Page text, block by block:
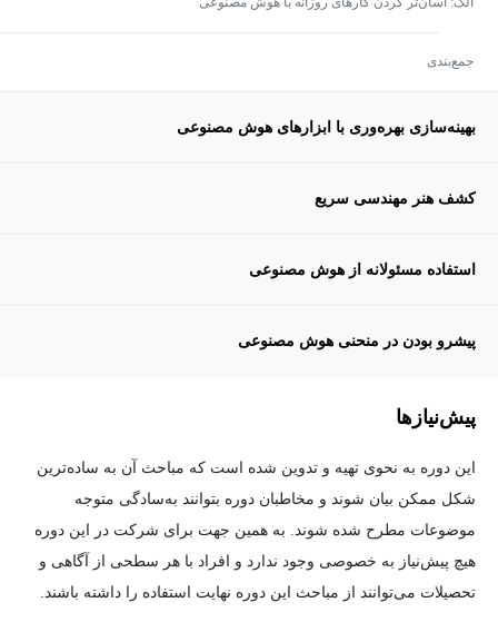
جمع‌بندی
بهینه‌سازی بهره‌وری با ابزارهای هوش مصنوعی
کشف هنر مهندسی سریع
استفاده مسئولانه از هوش مصنوعی
پیشرو بودن در منحنی هوش مصنوعی
پیش‌نیاز‌ها
این دوره به نحوی تهیه و تدوین شده است که مباحث آن به ساده‌ترین
شکل ممکن بیان شوند و مخاطبان دوره بتوانند به‌سادگی متوجه
موضوعات مطرح شده شوند. به همین جهت برای شرکت در این دوره
هیچ پیش‌نیاز به خصوصی وجود ندارد و افراد با هر سطحی از آگاهی و
تحصیلات می‌توانند از مباحث این دوره نهایت استفاده را داشته باشند.